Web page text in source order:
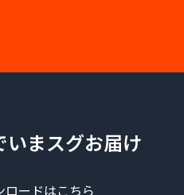
いまスグお届け
ードはこちら